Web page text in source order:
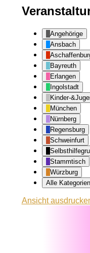
Angehörige
Ansbach
Bayreuth
Erlangen
Ingolstadt
Kinder-
München
Nürnberg
Regensburg
Schweinfurt
Stammtisch
Würzburg
Alle Kategorien
Ansicht